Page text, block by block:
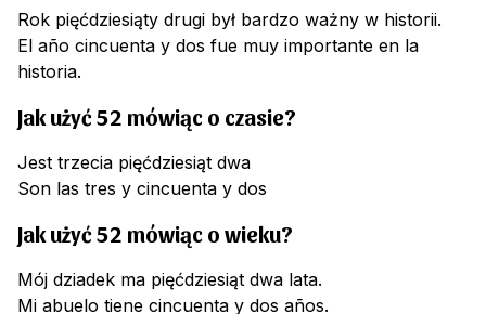
Rok pięćdziesiąty drugi był bardzo ważny w historii.
El año cincuenta y dos fue muy importante en la
historia.
Jak użyć 52 mówiąc o czasie?
Jest trzecia pięćdziesiąt dwa
Son las tres y cincuenta y dos
Jak użyć 52 mówiąc o wieku?
Mój dziadek ma pięćdziesiąt dwa lata.
Mi abuelo tiene cincuenta y dos años.